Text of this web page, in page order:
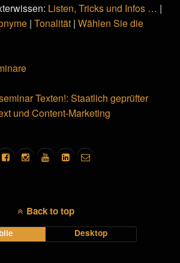
Listen, Tricks und Infos … |
| Tonalität | Wählen Sie die
Texten!: Staatlich geprüfter
und Content-Marketing
Back to top
Desktop